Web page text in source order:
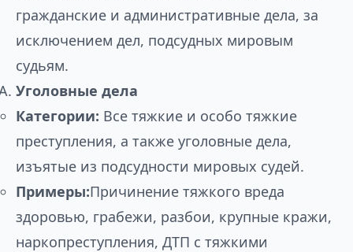
гражданские и административные дела, за
исключением дел, подсудных мировым
судьям.
Уголовные дела
Категории: Все тяжкие и особо тяжкие
преступления, а также уголовные дела,
изъятые из подсудности мировых судей.
Примеры:Причинение тяжкого вреда
здоровью, грабежи, разбои, крупные кражи,
наркопреступления, ДТП с тяжкими